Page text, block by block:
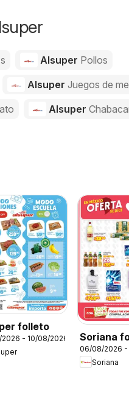
Alsuper Pollos
AlsuperJuegos de
Alsuper
folleto
- 10/08/2026
Soriana
06/08/2026 -
Soriana